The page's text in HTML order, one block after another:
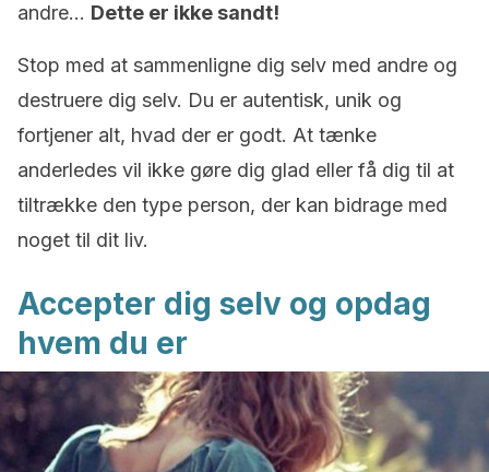
andre… Dette er ikke sandt!
Stop med at sammenligne dig selv med andre og
destruere dig selv. Du er autentisk, unik og
fortjener alt, hvad der er godt. At tænke
anderledes vil ikke gøre dig glad eller få dig til at
tiltrække den type person, der kan bidrage med
noget til dit liv.
Accepter dig selv og opdag
hvem du er